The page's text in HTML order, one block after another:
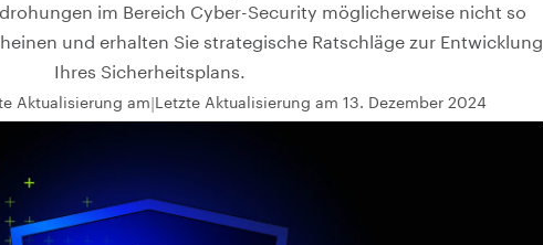
im Bereich Cyber-Security möglicherweise nicht so
und erhalten Sie strategische Ratschläge zur Entwicklung
Ihres Sicherheitsplans.
Aktualisierung am Letzte Aktualisierung am 13. Dezember 2024